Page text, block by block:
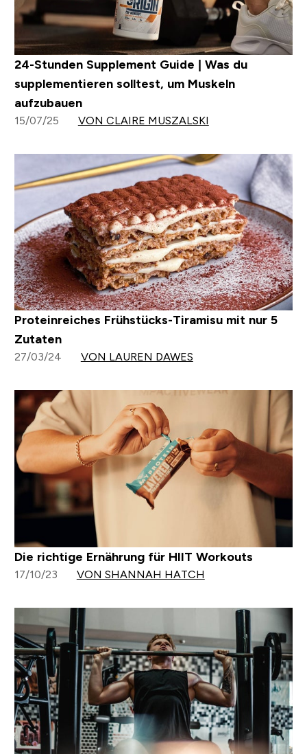
24-Stunden Supplement Guide | Was du
supplementieren solltest, um Muskeln
aufzubauen
15/07/25 VON CLAIRE MUSZALSKI
Proteinreiches Frühstücks-Tiramisu mit nur 5
Zutaten
27/03/24 VON LAUREN DAWES
Die richtige Ernährung für HIIT Workouts
17/10/23 VON SHANNAH HATCH